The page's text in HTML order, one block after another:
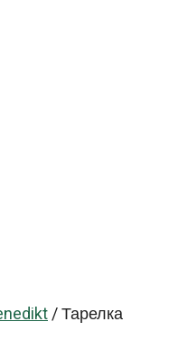
/Тарелка